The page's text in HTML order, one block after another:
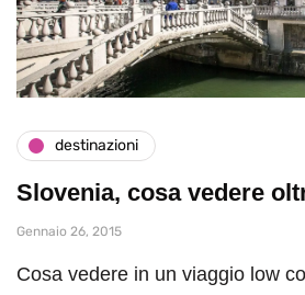
destinazioni
Slovenia, cosa vedere
Gennaio 26, 2015
Cosa vedere in un viaggio low